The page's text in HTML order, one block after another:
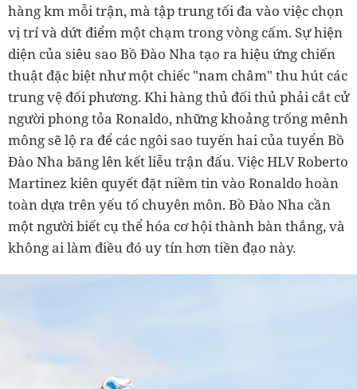
hàng km mỗi trận, mà tập trung tối đa vào việc chọn
vị trí và dứt điểm một chạm trong vòng cấm. Sự hiện
diện của siêu sao Bồ Đào Nha tạo ra hiệu ứng chiến
thuật đặc biệt như một chiếc "nam châm" thu hút các
trung vệ đối phương. Khi hàng thủ đối thủ phải cắt cử
người phong tỏa Ronaldo, những khoảng trống mênh
mông sẽ lộ ra để các ngôi sao tuyến hai của tuyển Bồ
Đào Nha băng lên kết liễu trận đấu. Việc HLV Roberto
Martinez kiên quyết đặt niềm tin vào Ronaldo hoàn
toàn dựa trên yếu tố chuyên môn. Bồ Đào Nha cần
một người biết cụ thể hóa cơ hội thành bàn thắng, và
không ai làm điều đó uy tín hơn tiền đạo này.